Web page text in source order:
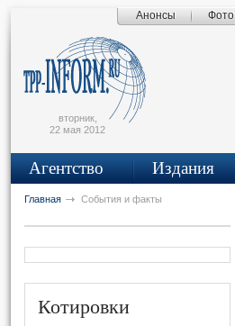
Анонсы Фото
вторник,
22 мая 2012
Агентство Издания
Главная События и факты
Котировки